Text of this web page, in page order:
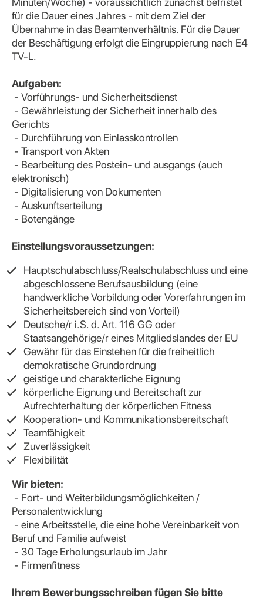
für die Dauer eines Jahres - mit dem Ziel der
Übernahme in das Beamtenverhältnis. Für die Dauer
der Beschäftigung erfolgt die Eingruppierung nach E4
TV-L.
Aufgaben:
- Vorführungs- und Sicherheitsdienst
- Gewährleistung der Sicherheit innerhalb des
Gerichts
- Durchführung von Einlasskontrollen
- Transport von Akten
- Bearbeitung des Postein- und ausgangs (auch
elektronisch)
- Digitalisierung von Dokumenten
- Auskunftserteilung
- Botengänge
Einstellungsvoraussetzungen:
Hauptschulabschluss/Realschulabschluss und eine
abgeschlossene Berufsausbildung (eine
handwerkliche Vorbildung oder Vorerfahrungen im
Sicherheitsbereich sind von Vorteil)
Deutsche/r i.S. d. Art. 116 GG oder
Staatsangehörige/r eines Mitgliedslandes der EU
Gewähr für das Einstehen für die freiheitlich
demokratische Grundordnung
geistige und charakterliche Eignung
körperliche Eignung und Bereitschaft zur
Aufrechterhaltung der körperlichen Fitness
Kooperation- und Kommunikationsbereitschaft
Teamfähigkeit
Zuverlässigkeit
Flexibilität
Wir bieten:
- Fort- und Weiterbildungsmöglichkeiten /
Personalentwicklung
- eine Arbeitsstelle, die eine hohe Vereinbarkeit von
Beruf und Familie aufweist
- 30 Tage Erholungsurlaub im Jahr
- Firmenfitness
Ihrem Bewerbungsschreiben fügen Sie bitte